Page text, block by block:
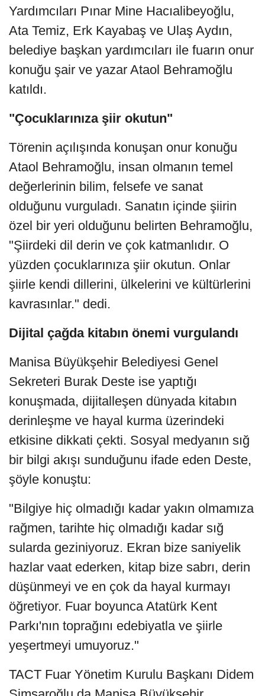
Yardımcıları Pınar Mine Hacıalibeyoğlu,
Ata Temiz, Erk Kayabaş ve Ulaş Aydın,
belediye başkan yardımcıları ile fuarın onur
konuğu şair ve yazar Ataol Behramoğlu
katıldı.
"Çocuklarınıza şiir okutun"
Törenin açılışında konuşan onur konuğu
Ataol Behramoğlu, insan olmanın temel
değerlerinin bilim, felsefe ve sanat
olduğunu vurguladı. Sanatın içinde şiirin
özel bir yeri olduğunu belirten Behramoğlu,
"Şiirdeki dil derin ve çok katmanlıdır. O
yüzden çocuklarınıza şiir okutun. Onlar
şiirle kendi dillerini, ülkelerini ve kültürlerini
kavrasınlar." dedi.
Dijital çağda kitabın önemi vurgulandı
Manisa Büyükşehir Belediyesi Genel
Sekreteri Burak Deste ise yaptığı
konuşmada, dijitalleşen dünyada kitabın
derinleşme ve hayal kurma üzerindeki
etkisine dikkati çekti. Sosyal medyanın sığ
bir bilgi akışı sunduğunu ifade eden Deste,
şöyle konuştu:
"Bilgiye hiç olmadığı kadar yakın olmamıza
rağmen, tarihte hiç olmadığı kadar sığ
sularda geziniyoruz. Ekran bize saniyelik
hazlar vaat ederken, kitap bize sabrı, derin
düşünmeyi ve en çok da hayal kurmayı
öğretiyor. Fuar boyunca Atatürk Kent
Parkı'nın toprağını edebiyatla ve şiirle
yeşertmeyi umuyoruz."
TACT Fuar Yönetim Kurulu Başkanı Didem